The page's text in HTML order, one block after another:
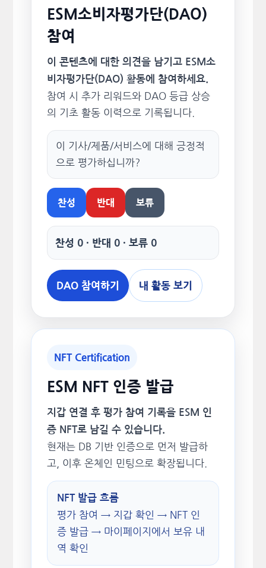
ESM소비자평가단(DAO)
참여
이 콘텐츠에 대한 의견을 남기고 ESM소
비자평가단(DAO) 활동에 참여하세요.
참여 시 추가 리워드와 DAO 등급 상승
의 기초 활동 이력으로 기록됩니다.
이 기사/제품/서비스에 대해 긍정적
으로 평가하십니까?
찬성 반대 보류
찬성 0 · 반대 0 · 보류 0
DAO 참여하기 내 활동 보기
NFT Certification
ESM NFT 인증 발급
지갑 연결 후 평가 참여 기록을 ESM 인
증 NFT로 남길 수 있습니다.
현재는 DB 기반 인증으로 먼저 발급하
고, 이후 온체인 민팅으로 확장됩니다.
NFT 발급 흐름
평가 참여 → 지갑 확인 → NFT 인
증 발급 → 마이페이지에서 보유 내
역 확인